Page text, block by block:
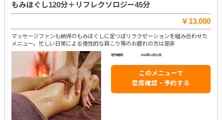
もみほぐし120分＋リフレクソロジー45分
￥13,000
マッサージファンも納得のもみほぐしに足つぼリラクゼーションを組み合わせた
メニュー。忙しい日常による慢性的な肩こり等のお疲れの方は是非
有効期限: 2099年12月31日
このメニューで
空席確認・予約する